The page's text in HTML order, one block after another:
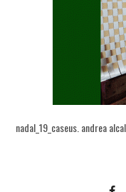
nadal_19_caseus. andrea